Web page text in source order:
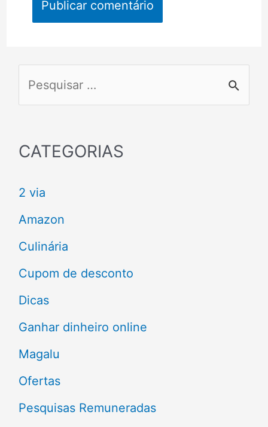
q
i
s
a
r
:
CATEGORIAS
2 via
Amazon
Culinária
Cupom de desconto
Dicas
Ganhar dinheiro online
Magalu
Ofertas
Pesquisas Remuneradas